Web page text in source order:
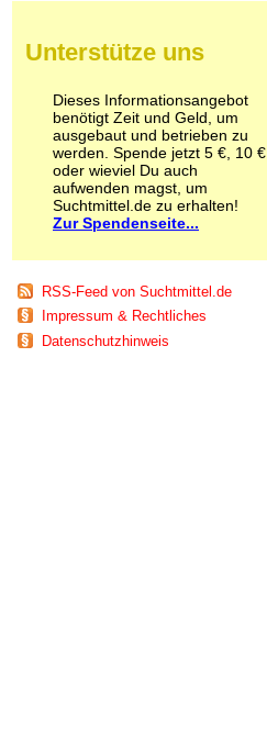
Pilze
Psychopharmaka
Schlafmittel
Schmerzmittel
Schnüffelstoffe
Spice
Sucht / Süchte
Alkoholsucht
Co-Abhängigkeit
Computersucht
Ess-Brechsucht
Essstörungen
Fernsehsucht
Unterstütze uns
Dieses Informationsangebot
benötigt Zeit und Geld, um
ausgebaut und betrieben zu
werden. Spende jetzt 5 €, 10 €
oder wieviel Du auch
aufwenden magst, um
Suchtmittel.de zu erhalten!
Zur Spendenseite...
RSS-Feed von Suchtmittel.de
Impressum & Rechtliches
Datenschutzhinweis